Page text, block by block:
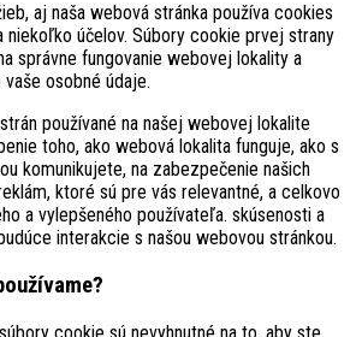
aj naša webová stránka používa cookies
účelov. Súbory cookie prvej strany
správne fungovanie webovej lokality a
osobné údaje.
používané na našej webovej lokalite
toho, ako webová lokalita funguje, ako s
komunikujete, na zabezpečenie našich
ktoré sú pre vás relevantné, a celkovo
a vylepšeného používateľa. skúsenosti a
interakcie s našou webovou stránkou.